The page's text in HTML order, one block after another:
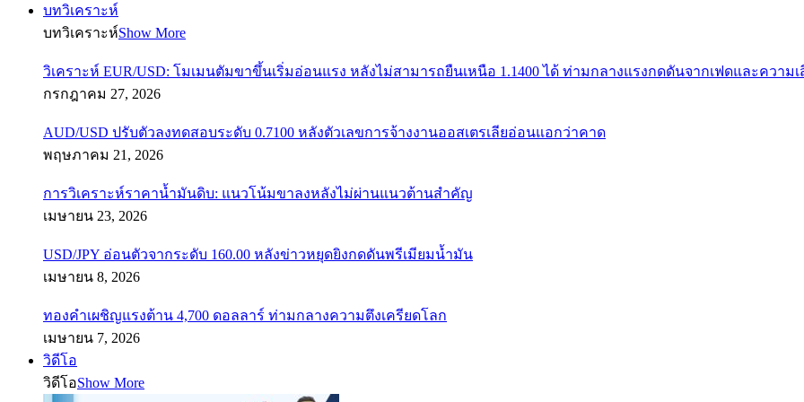
บทวิเคราะห์
วิเคราะห์ EUR/USD: โมเมนตัมขาขึ้นเริ่มอ่อนแรง หลังไม่สามารถยืนเหนือ 1.1400 ได้ ท่ามกลางแรงกดดันจากเฟดและความ
กรกฎาคม 27, 2026
AUD/USD ปรับตัวลงทดสอบระดับ 0.7100 หลังตัวเลขการจ้างงานออสเตรเลียอ่อนแอกว่าคาด
พฤษภาคม 21, 2026
การวิเคราะห์ราคาน้ำมันดิบ: แนวโน้มขาลงหลังไม่ผ่านแนวต้านสำคัญ
เมษายน 23, 2026
USD/JPY อ่อนตัวจากระดับ 160.00 หลังข่าวหยุดยิงกดดันพรีเมียมน้ำมัน
เมษายน 8, 2026
ทองคำเผชิญแรงต้าน 4,700 ดอลลาร์ ท่ามกลางความตึงเครียดโลก
เมษายน 7, 2026
วิดีโอ
วิดีโอ